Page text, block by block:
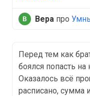
Вера про
Перед тем как
боялся попасть
Оказалось всё
расписано, сумма